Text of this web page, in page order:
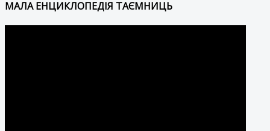
МАЛА ЕНЦИКЛОПЕДІЯ ТАЄМНИЦЬ